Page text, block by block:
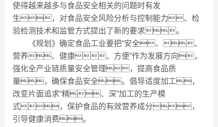
使得越来越多与食品安全相关的问题时有发
生，对食品安全风险分析与控制能力、检
验检测技术和监管方式提出了新的要求。
《规划》确定食品工业要把“安全、、
营养、健康、方便”作为发展方向，
强化全产业链质量安全管理，提高食品质
量，确保食品安全。倡导适度加工，
改变片面追求“精、深”加工的生产模
式，保护食品的有效营养成分，
引导健康消费。